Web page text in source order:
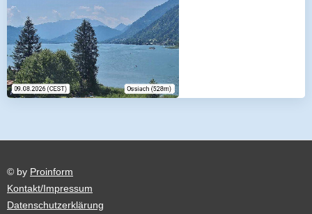
© by Proinform
Kontakt/Impressum
Datenschutzerklärung